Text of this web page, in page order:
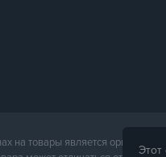
на товары является